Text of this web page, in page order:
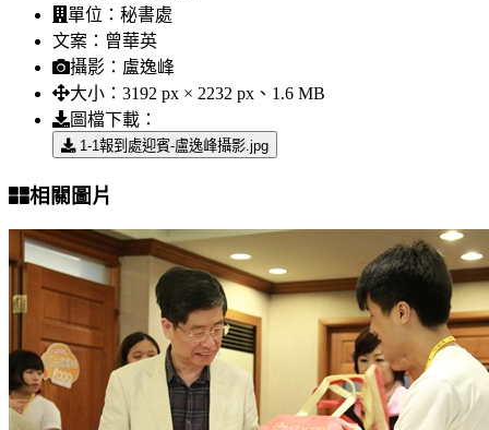
單位： 秘書處
文案： 曾華英
攝影： 盧逸峰
大小： 3192 px × 2232 px、1.6 MB
圖檔下載：
1-1報到處迎賓-盧逸峰攝影.jpg
相關圖片